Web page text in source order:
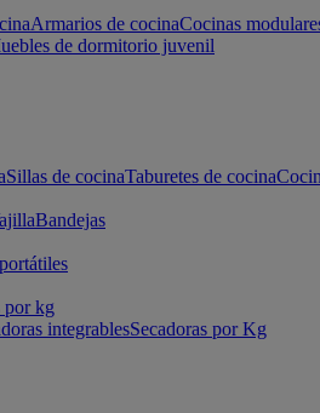
Armarios de cocinaCocinas
de dormitorio juvenil
Sillas de cocinaTaburetes de cocina
Bandejas
por kg
integrablesSecadoras por Kg